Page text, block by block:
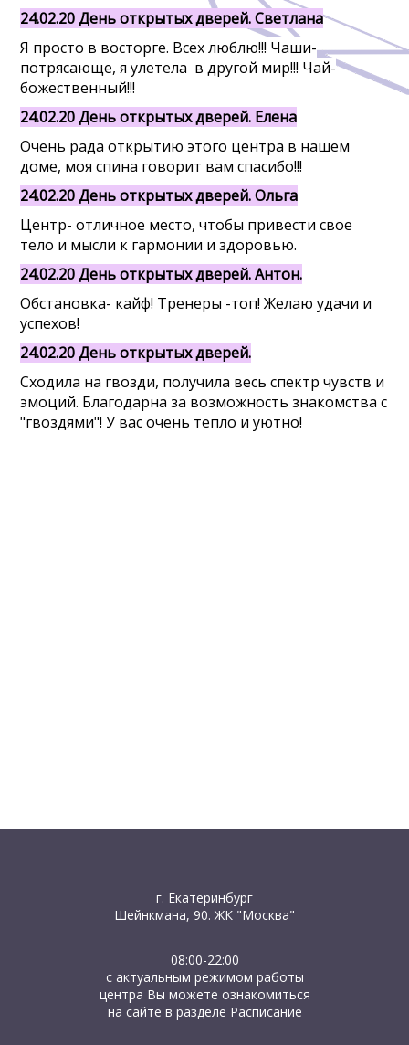
24.02.20 День открытых дверей. Светлана
Я просто в восторге. Всех люблю!!! Чаши-
потрясающе, я улетела в другой мир!!! Чай-
божественный!!!
24.02.20 День открытых дверей. Елена
Очень рада открытию этого центра в нашем
доме, моя спина говорит вам спасибо!!!
24.02.20 День открытых дверей. Ольга
Центр- отличное место, чтобы привести свое
тело и мысли к гармонии и здоровью.
24.02.20 День открытых дверей. Антон.
Обстановка- кайф! Тренеры -топ! Желаю удачи и
успехов!
24.02.20 День открытых дверей.
Сходила на гвозди, получила весь спектр чувств и
эмоций. Благодарна за возможность знакомства с
"гвоздями"! У вас очень тепло и уютно!
г. Екатеринбург
Шейнкмана, 90. ЖК "Москва"
08:00-22:00
с актуальным режимом работы
центра Вы можете ознакомиться
на сайте в разделе Расписание